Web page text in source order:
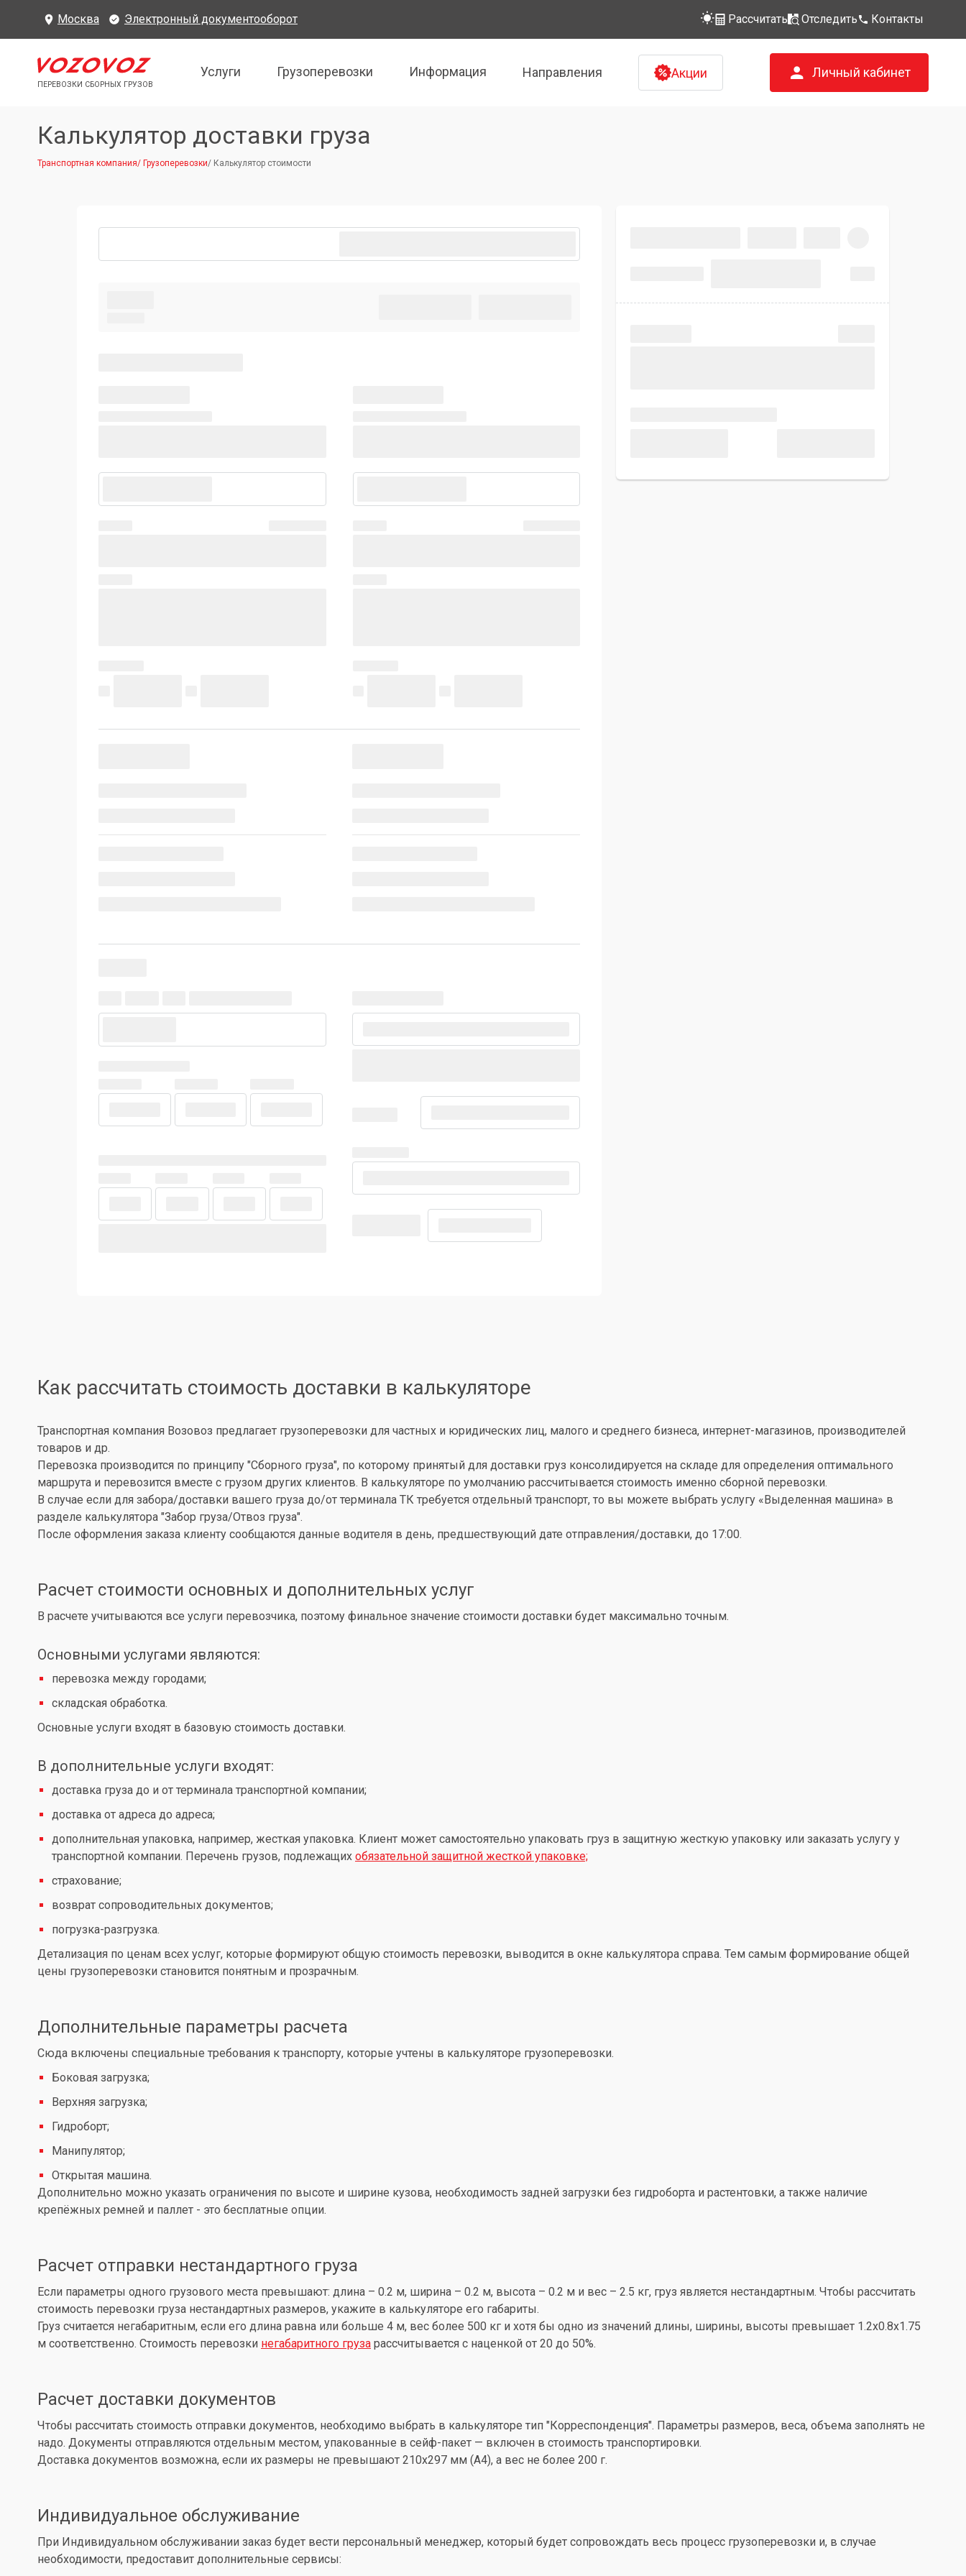
Москва Электронный документооборот Рассчитать Отследить Контакты
ПЕРЕВОЗКИ СБОРНЫХ ГРУЗОВ
Услуги Грузоперевозки Информация Направления Акции Личный кабинет
Калькулятор доставки груза
Транспортная компания/ Грузоперевозки/ Калькулятор стоимости
Как рассчитать стоимость доставки в калькуляторе
Транспортная компания Возовоз предлагает грузоперевозки для частных и юридических лиц, малого и среднего бизнеса, интернет-магазинов, производителей
товаров и др.
Перевозка производится по принципу "Сборного груза", по которому принятый для доставки груз консолидируется на складе для определения оптимального
маршрута и перевозится вместе с грузом других клиентов. В калькуляторе по умолчанию рассчитывается стоимость именно сборной перевозки.
В случае если для забора/доставки вашего груза до/от терминала ТК требуется отдельный транспорт, то вы можете выбрать услугу «Выделенная машина» в
разделе калькулятора "Забор груза/Отвоз груза".
После оформления заказа клиенту сообщаются данные водителя в день, предшествующий дате отправления/доставки, до 17:00.
Расчет стоимости основных и дополнительных услуг
В расчете учитываются все услуги перевозчика, поэтому финальное значение стоимости доставки будет максимально точным.
Основными услугами являются:
перевозка между городами;
складская обработка.
Основные услуги входят в базовую стоимость доставки.
В дополнительные услуги входят:
доставка груза до и от терминала транспортной компании;
доставка от адреса до адреса;
дополнительная упаковка, например, жесткая упаковка. Клиент может самостоятельно упаковать груз в защитную жесткую упаковку или заказать услугу у
транспортной компании. Перечень грузов, подлежащих обязательной защитной жесткой упаковке;
страхование;
возврат сопроводительных документов;
погрузка-разгрузка.
Детализация по ценам всех услуг, которые формируют общую стоимость перевозки, выводится в окне калькулятора справа. Тем самым формирование общей
цены грузоперевозки становится понятным и прозрачным.
Дополнительные параметры расчета
Сюда включены специальные требования к транспорту, которые учтены в калькуляторе грузоперевозки.
Боковая загрузка;
Верхняя загрузка;
Гидроборт;
Манипулятор;
Открытая машина.
Дополнительно можно указать ограничения по высоте и ширине кузова, необходимость задней загрузки без гидроборта и растентовки, а также наличие
крепёжных ремней и паллет - это бесплатные опции.
Расчет отправки нестандартного груза
Если параметры одного грузового места превышают: длина – 0.2 м, ширина – 0.2 м, высота – 0.2 м и вес – 2.5 кг, груз является нестандартным. Чтобы рассчитать
стоимость перевозки груза нестандартных размеров, укажите в калькуляторе его габариты.
Груз считается негабаритным, если его длина равна или больше 4 м, вес более 500 кг и хотя бы одно из значений длины, ширины, высоты превышает 1.2x0.8x1.75
м соответственно. Стоимость перевозки негабаритного груза рассчитывается с наценкой от 20 до 50%.
Расчет доставки документов
Чтобы рассчитать стоимость отправки документов, необходимо выбрать в калькуляторе тип "Корреспонденция". Параметры размеров, веса, объема заполнять не
надо. Документы отправляются отдельным местом, упакованные в сейф-пакет — включен в стоимость транспортировки.
Доставка документов возможна, если их размеры не превышают 210x297 мм (А4), а вес не более 200 г.
Индивидуальное обслуживание
При Индивидуальном обслуживании заказ будет вести персональный менеджер, который будет сопровождать весь процесс грузоперевозки и, в случае
необходимости, предоставит дополнительные сервисы: